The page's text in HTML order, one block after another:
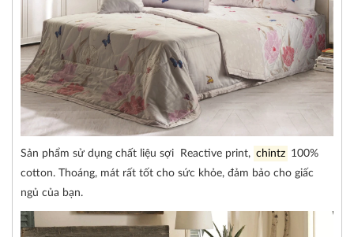
Sản phẩm sử dụng chất liệu sợi Reactive print, chintz 100%
cotton. Thoáng, mát rất tốt cho sức khỏe, đảm bảo cho giấc
ngủ của bạn.